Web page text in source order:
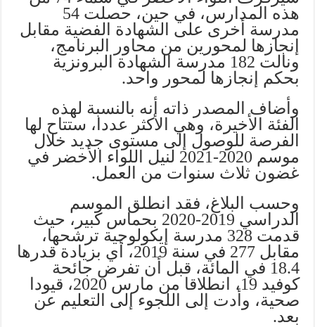
هذه المدارس، في حين، حصلت 54
مدرسة أخرى على الشهادة الفضية مقابل
إنجازها لمحورين من محاور البرنامج،
ونالت 182 مدرسة الشهادة البرونزية
بحكم إنجازها لمحور واحد.
وأضاف المصدر ذاته أنه بالنسبة لهذه
الفئة الأخيرة، وهي الأكثر عددا، ستتاح لها
الفرصة للوصول إلى مستوى جديد خلال
موسم 2020-2021 لنيل اللواء الأخضر في
غضون ثلاث سنوات من العمل.
وحسب البلاغ، فقد انطلق الموسم
الدراسي 2019-2020 بحماس كبير، حيث
قدمت 328 مدرسة إيكولوجية ترشحها،
مقابل 277 في سنة 2019، أي بزيادة قدرها
18.4 في المائة، قبل أن تفرض جائحة
كوفيد 19، انطلاقا من مارس 2020، قيودا
صحية، وأدت إلى اللجوء إلى التعليم عن
بعد.